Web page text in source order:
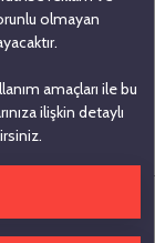
İhbar Bildirim
olmayan
amaçları ile bu
ilişkin detaylı